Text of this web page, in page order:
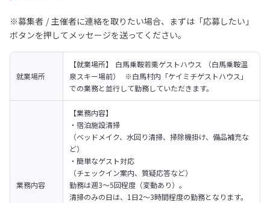
※募集者 / 主催者に連絡を取りたい場合、まずは「応募したい」
ボタンを押してメッセージを送ってください。
就業場所
【就業場所】 白馬乗鞍若栗ゲストハウス （白馬乗鞍温
泉スキー場前）  ※白馬村内「ケイミチゲストハウス」
での業務と並行して勤務していただきます。
業務内容
【業務内容】
・宿泊施設清掃
（ベッドメイク、水回り清掃、掃除機掛け、備品補充な
ど）
・簡単なゲスト対応
（チェックイン案内、質疑応答など）
勤務は週3〜5回程度（変動あり）。
清掃のみの日は、1日2〜3時間程度の勤務となります。